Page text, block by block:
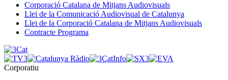
Corporació Catalana de Mitjans Audiovisuals
Llei de la Comunicació Audiovisual de Catalunya
Llei de la Corporació Catalana de Mitjans Audiovisuals
Contracte Programa
Corporatiu